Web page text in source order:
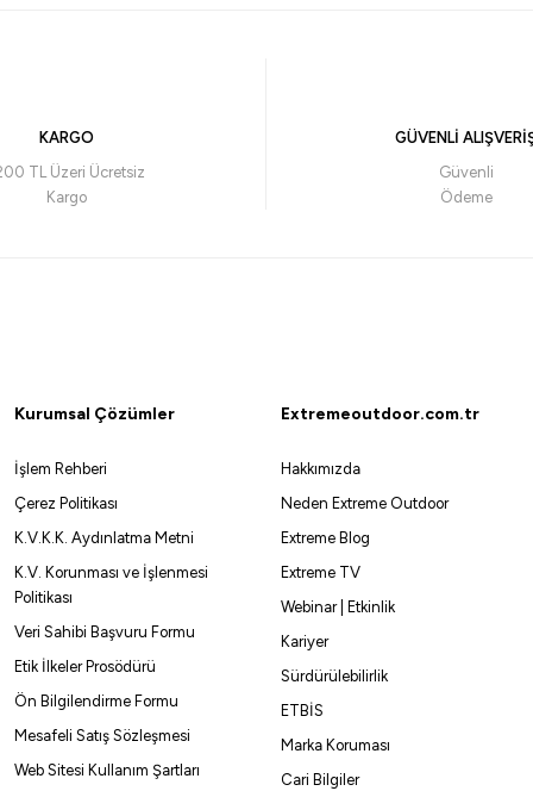
KARGO
TL Üzeri Ücretsiz
Kargo
GÜVENLİ
Güvenli
Ödeme
Kurumsal Çözümler
İşlem Rehberi
Çerez Politikası
K.V.K.K. Aydınlatma Metni
K.V. Korunması ve İşlenmesi
Politikası
Veri Sahibi Başvuru Formu
Etik İlkeler Prosödürü
Ön Bilgilendirme Formu
Mesafeli Satış Sözleşmesi
Web Sitesi Kullanım Şartları
Extremeoutdoor.com.tr
Hakkımızda
Neden Extreme Outdoor
Extreme Blog
Extreme TV
Webinar | Etkinlik
Kariyer
Sürdürülebilirlik
ETBİS
Marka Koruması
Cari Bilgiler